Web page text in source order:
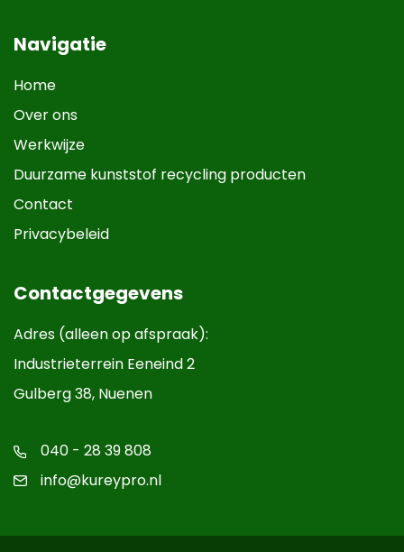
Navigatie
Home
Over ons
Werkwijze
Duurzame kunststof recycling producten
Contact
Privacybeleid
Contactgegevens
Adres (alleen op afspraak):
Industrieterrein Eeneind 2
Gulberg 38, Nuenen
040 - 28 39 808
info@kureypro.nl